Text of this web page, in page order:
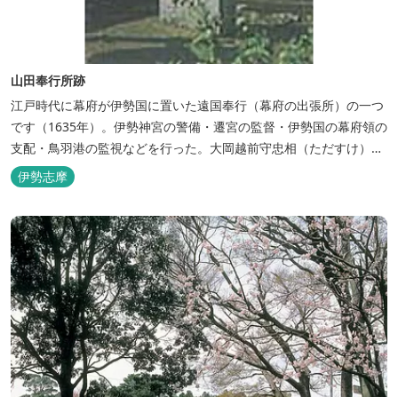
山田奉行所跡
江戸時代に幕府が伊勢国に置いた遠国奉行（幕府の出張所）の一つ
です（1635年）。伊勢神宮の警備・遷宮の監督・伊勢国の幕府領の
支配・鳥羽港の監視などを行った。大岡越前守忠相（ただすけ）は
正徳2年（1712）～享保元年（1716）までの4年間、この地で第18
代奉行を務めた。 平成１７年５月、山田奉行所記念館が開館しまし
た。
伊勢志摩